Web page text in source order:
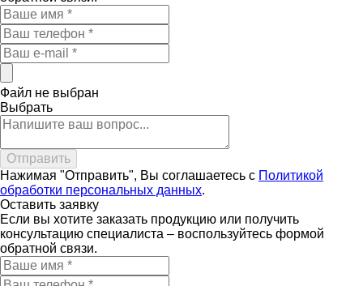
Файл не выбран
Выбрать
Нажимая "Отправить", Вы соглашаетесь с Политикой
обработки персональных данных.
Оставить заявку
Если вы хотите заказать продукцию или получить
консультацию специалиста – воспользуйтесь формой
обратной связи.